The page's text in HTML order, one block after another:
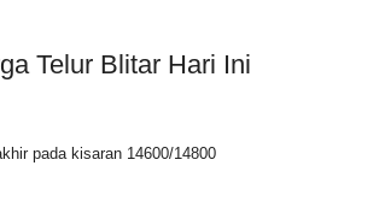
Telur Blitar Hari Ini
pada kisaran 14600/14800